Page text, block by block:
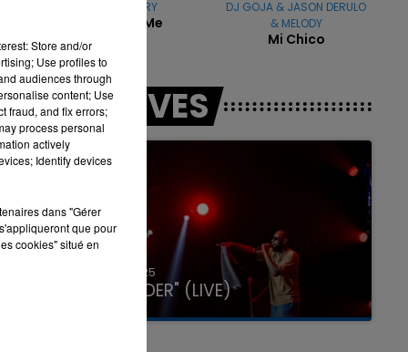
7h00 - 11h00
LA TEAM DE L'ÉTÉ
KATY PERRY
Part Of Me
DJ GOJA & JASON DERULO
& MELODY
Mi Chico
LES LIVES
31 janvier 2025
GIMS "SPIDER" (LIVE)
Store and/or
Use profiles to
audiences through
content; Use
fraud, and fix errors;
process personal
actively
Identify devices
dans "Gérer
que pour
cookies" situé en